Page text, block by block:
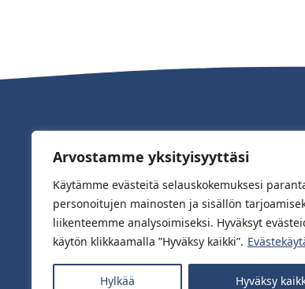
Arvostamme yksityisyyttäsi
Käytämme evästeitä selauskokemuksesi
personoitujen mainosten ja sisällön
liikenteemme analysoimiseksi. Hyväksyt
käytön klikkaamalla ”Hyväksy kaikki”.
Hylkää Hyväksy
Saatavilla hyvin varustetuista
verkkokaupoista.